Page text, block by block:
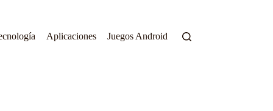
Aplicaciones Juegos Android